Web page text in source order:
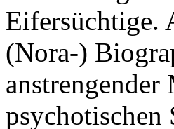
Eifersüchtige.
(Nora-)
psychotischen